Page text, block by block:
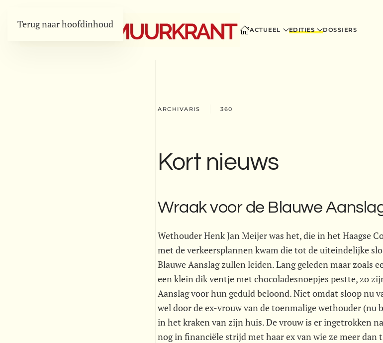
Terug naar hoofdinhoud ACTUEEL EDITIES DOSSIERS
ARCHIVARIS 360
Kort nieuws
Wraak voor de Blauwe
Wethouder Henk Jan Meijer was het, die in het Haagse
met de verkeersplannen kwam die tot de uiteindelijke
Blauwe Aanslag zullen leiden. Lang geleden maar zoals
een klein dik ventje met chocoladesnoepjes pestte, zo
Aanslag voor hun geduld beloond. Niet omdat sloop nu
wel door de ex-vrouw van de toenmalige wethouder (nu
in het kraken van zijn huis. De vrouw is er ingetrokken
nog in financiële strijd met haar ex van wie ze meer dan